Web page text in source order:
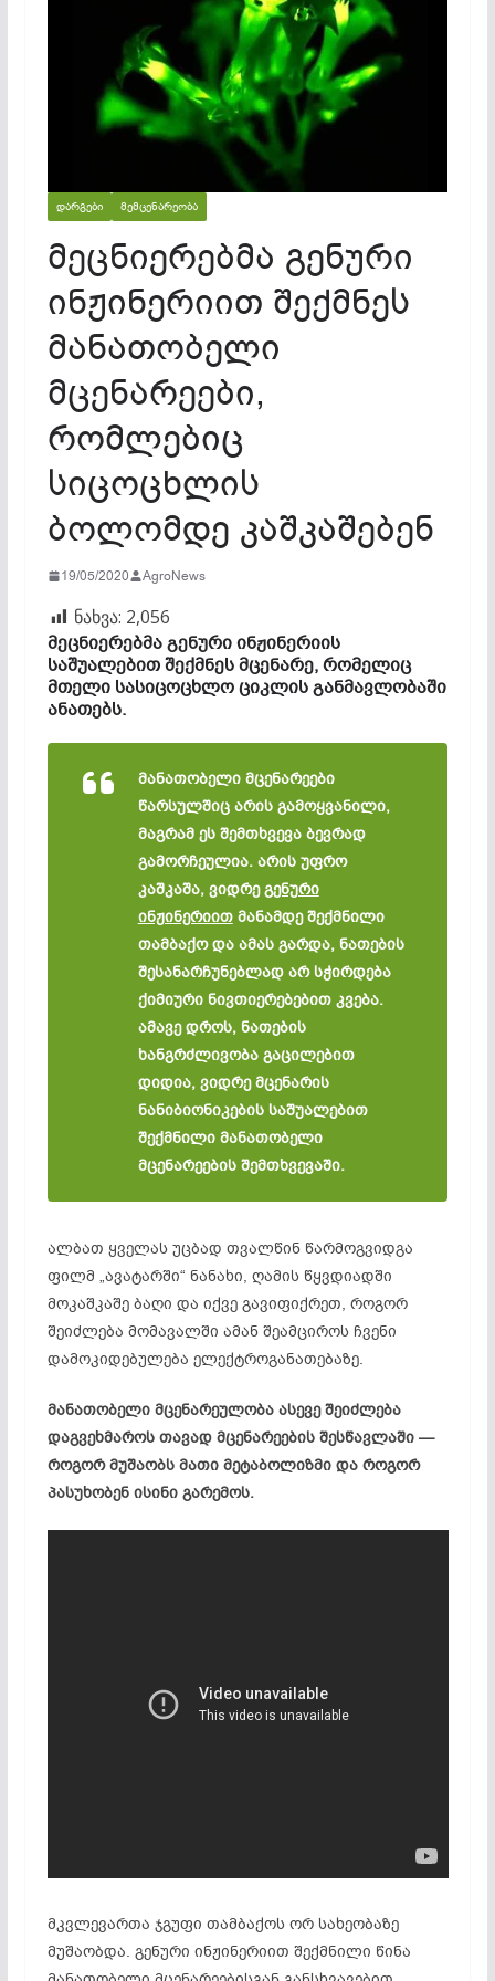
ᲓᲐᲠᲒᲔᲑᲘ ᲛᲔᲛᲪᲔᲜᲐᲠᲔᲝᲑᲐ
მეცნიერებმა გენური
ინჟინერიით შექმნეს
მანათობელი
მცენარეები,
რომლებიც
სიცოცხლის
ბოლომდე კაშკაშებენ
19/05/2020 AgroNews
ნახვა: 2,056
მეცნიერებმა გენური ინჟინერიის
საშუალებით შექმნეს მცენარე, რომელიც
მთელი სასიცოცხლო ციკლის განმავლობაში
ანათებს.
მანათობელი მცენარეები
წარსულშიც არის გამოყვანილი,
მაგრამ ეს შემთხვევა ბევრად
გამორჩეულია. არის უფრო
კაშკაშა, ვიდრეგენური
ინჟინერიითმანამდე შექმნილი
თამბაქო და ამას გარდა, ნათების
შესანარჩუნებლად არ სჭირდება
ქიმიური ნივთიერებებით კვება.
ამავე დროს, ნათების
ხანგრძლივობა გაცილებით
დიდია, ვიდრე მცენარის
ნანიბიონიკების საშუალებით
შექმნილი მანათობელი
მცენარეების შემთხვევაში.
ალბათ ყველას უცბად თვალწინ წარმოგვიდგა
ფილმ „ავატარში“ ნანახი, ღამის წყვდიადში
მოკაშკაშე ბაღი და იქვე გავიფიქრეთ, როგორ
შეიძლება მომავალში ამან შეამციროს ჩვენი
დამოკიდებულება ელექტროგანათებაზე.
მანათობელი მცენარეულობა ასევე შეიძლება
დაგვეხმაროს თავად მცენარეების შესწავლაში —
როგორ მუშაობს მათი მეტაბოლიზმი და როგორ
პასუხობენ ისინი გარემოს.
მკვლევართა ჯგუფი თამბაქოს ორ სახეობაზე
მუშაობდა. გენური ინჟინერიით შექმნილი წინა